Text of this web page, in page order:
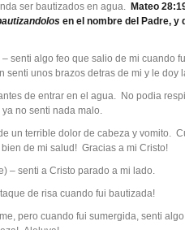
ser bautizados en agua. Mateo
en el nombre del Padre, y
senti algo feo que salio de mi cuando
senti unos brazos detras de mi y le doy
de entrar en el agua. No podia
no senti nada malo.
un terrible dolor de cabeza y vomito.
de mi salud! Gracias a mi Cristo!
– senti a Cristo parado a mi lado.
de risa cuando fui bautizada!
pero cuando fui sumergida, senti